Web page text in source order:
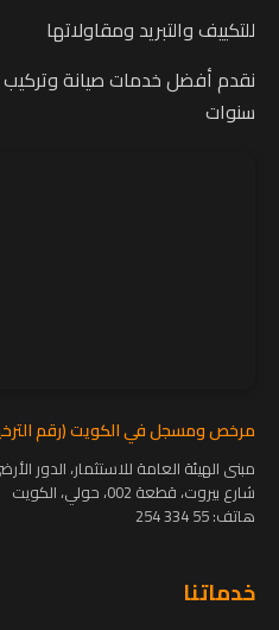
للتكييف والتبريد ومقاولاتها
نقدم أفضل خدمات صيانة
سنوات
مرخص ومسجل في الكويت (رقم الترخيص 2017/
مبنى الهيئة العامة للاستثمار، الدور
شارع بيروت، قطعة 002، حولي، الكويت
هاتف:55 334 254
خدماتنا